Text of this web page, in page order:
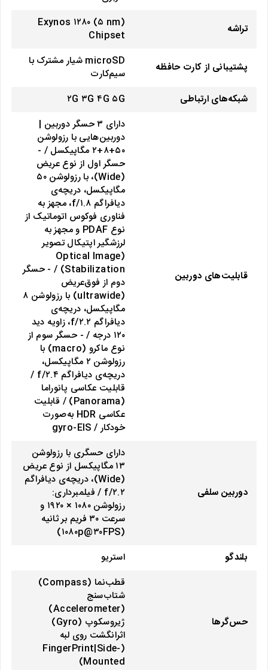
تراشه
Exynos ۱۲۸۰ (۵ nm)
Chipset
پشتیبانی از کارت حافظه
microSD شیار مشترک با
سیم‌کارت
شبکه‌های ارتباطی
۲G ۳G ۴G ۵G
قابلیت‌های دوربین
دارای ۳ حسگر دوربین |
دوربین‌هایی با رزولوشن
۵۰+۸+۲ مگاپیکسل / -
حسگر اول از نوع عریض
(Wide)، با رزولوشن ۵۰
مگاپیکسل، دریچه‌ی
دیافراگم f/۱.۸، مجهز به
فناوری فوکوس اتوماتیک از
نوع PDAF و مجهز به
لرزشگیر اپتیکال تصویر
(Optical Image
Stabilization) / - حسگر
دوم از فوق‌عریض
(ultrawide) با رزولوشن ۸
مگاپیکسل، دریچه‌ی
دیافراگم f/۲.۲، زاویه دید
۱۲۰ درجه / - حسگر سوم از
نوع ماکرو (macro) با
رزولوشن ۲ مگاپیکسل،
دریچه‌ی دیافراگم f/۲.۴ /
قابلیت عکاسی پانوراما
(Panorama) / قابلیت
عکاسی HDR به‌صورت
خودکار / gyro-EIS
دوربین سلفی
دارای حسگری با رزولوشن
۱۳ مگاپیکسل از نوع عریض
(Wide)، دریچه‌ی دیافراگم
f/۲.۲ / فیلمبرداری:
رزولوشن ۱۰۸۰ × ۱۹۲۰ و
سرعت ۳۰ فریم بر ثانیه
(۱۰۸۰p@۳۰FPS)
بلندگو
استریو
حس‌گرها
قطب‌نما (Compass)
شتاب‌سنج
(Accelerometer)
ژیروسکوپ (Gyro)
اثرانگشت روی لبه
(FingerPrint|Side-
Mounted)